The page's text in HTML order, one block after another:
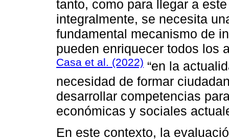
tanto, como para llegar a
integralmente, se necesita
fundamental mecanismo de
pueden enriquecer todos los
Casa et al. (2022) “en la
necesidad de formar
desarrollar competencias
económicas y sociales
En este contexto, la